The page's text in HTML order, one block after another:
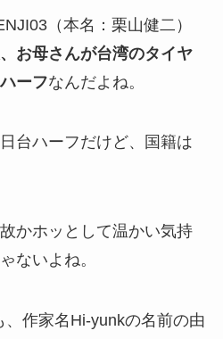
（本名：栗山健二）
お母さんが台湾のタイヤ
ーフなんだよね。
台ハーフだけど、国籍は
かホッとして温かい気持
ないよね。
作家名Hi-yunkの名前の由